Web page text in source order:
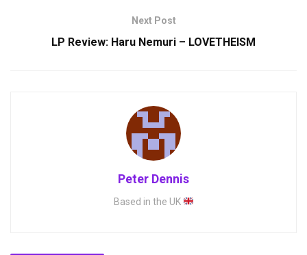
Next Post
LP Review: Haru Nemuri – LOVETHEISM
Peter Dennis
Based in the UK